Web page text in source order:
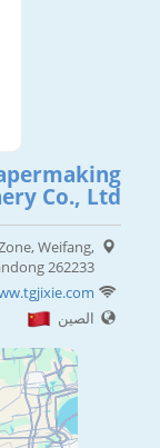
Co., Ltd
Weifang,
262233
الصين